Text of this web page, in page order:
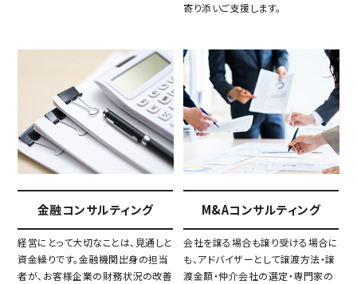
寄り添いご支援します。
金融コンサルティング
経営にとって大切なことは、見通しと
資金繰りです。金融機関出身の担当
者が、お客様企業の財務状況の改善
M&Aコンサルティング
会社を譲る場合も譲り受ける場合に
も、アドバイザーとして譲渡方法・譲
渡金額・仲介会社の選定・専門家の